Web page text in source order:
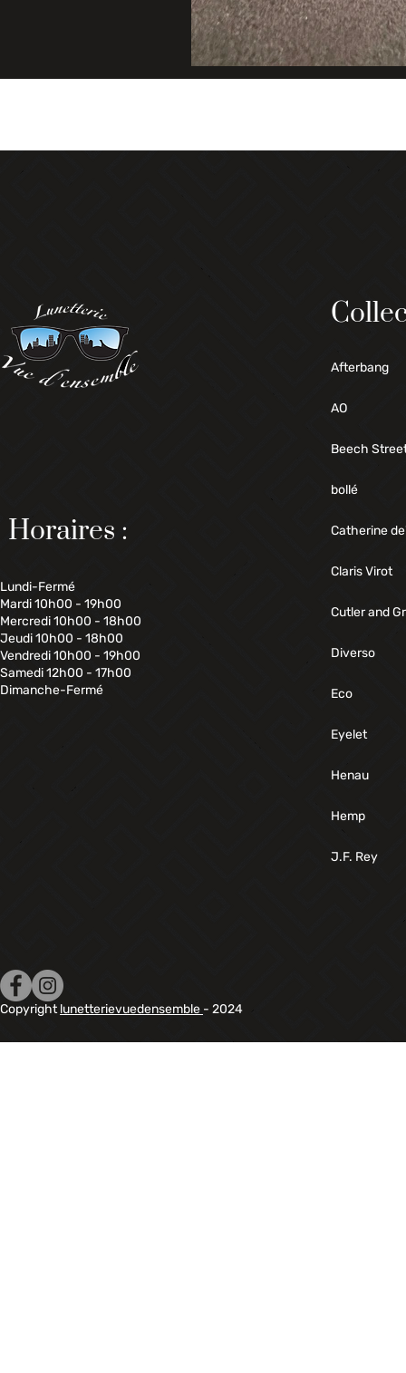
Horaires :
Lundi-Fermé
Mardi 10h00 - 19h00
Mercredi 10h00 - 18h00
Jeudi 10h00 - 18h00
Vendredi 10h00 - 19h00
Samedi 12h00 - 17h00
Dimanche-Fermé
Afterbang
AO
Beech
bollé
Catherine
Claris Virot
Cutler and
Diverso
Eco
Eyelet
Henau
Hemp
J.F. Rey
Copyrightlunetterievuedensemble - 2024